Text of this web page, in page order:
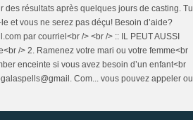
des résultats après quelques jours de casting. Tu
et vous ne serez pas déçu! Besoin d’aide?
par courriel<br /> <br /> :: IL PEUT AUSSI
/> 2. Ramenez votre mari ou votre femme<br
enceinte si vous avez besoin d’un enfant<br
Com... vous pouvez appeler ou